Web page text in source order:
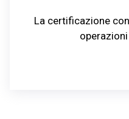
La certificazione